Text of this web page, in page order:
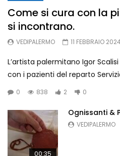
Ognissanti &
Palermo
Chi è Moise
VEDIPALERMO
Ognissanti &
Come si cura con la
si incontrano.
VEDIPALERMO 11 FEBBRAIO 2024
L’artista palermitano Igor
con i pazienti del reparto
0 838 2 0
00:35
Ognissanti &
VEDIPALERMO